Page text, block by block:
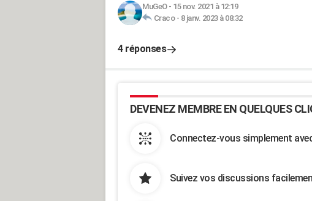
MuGeO- 15 nov. 2021 à 12:19
Craco- 8 janv. 2023 à 08:32
4 réponses
DEVENEZ MEMBRE EN QUELQUES
Connectez-vous simplement
Suivez vos discussions